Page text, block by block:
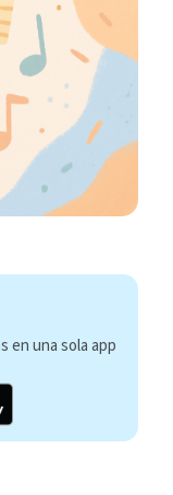
en una sola app